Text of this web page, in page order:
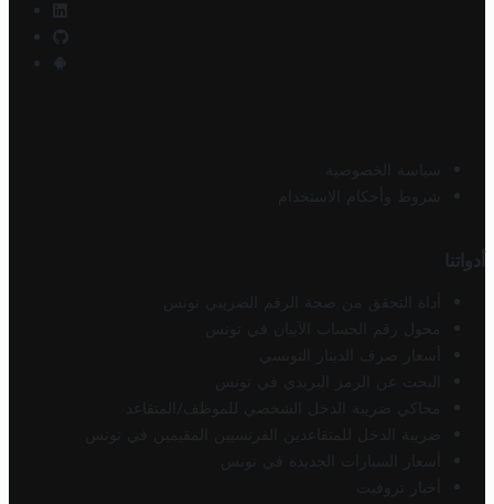
سياسة الخصوصية
شروط وأحكام الاستخدام
أدواتنا
أداة التحقق من صحة الرقم الضريبي تونس
محول رقم الحساب الآيبان في تونس
أسعار صرف الدينار التونسي
البحث عن الرمز البريدي في تونس
محاكي ضريبة الدخل الشخصي للموظف/المتقاعد
ضريبة الدخل للمتقاعدين الفرنسيين المقيمين في تونس
أسعار السيارات الجديدة في تونس
أخبار تروفيت